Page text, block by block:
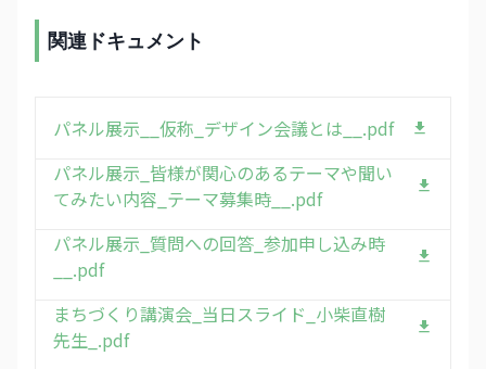
関連ドキュメント
パネル展示__仮称_デザイン会議とは__.pdf
パネル展示_皆様が関心のあるテーマや聞い
てみたい内容_テーマ募集時__.pdf
パネル展示_質問への回答_参加申し込み時
__.pdf
まちづくり講演会_当日スライド_小柴直樹
先生_.pdf